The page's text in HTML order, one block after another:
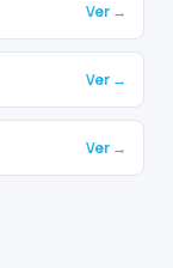
Ver →
Ver →
Ver →